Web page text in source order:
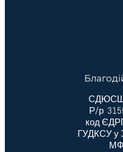
Р/р
код
ГУДКСУ у